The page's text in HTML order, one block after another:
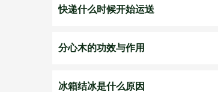
快递什么时候开始运送
分心木的功效与作用
冰箱结冰是什么原因